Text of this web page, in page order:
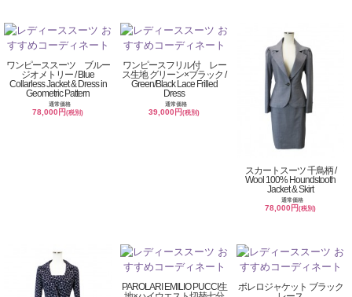
ワンピーススーツ ブルー
ジオメトリー / Blue
Collarless Jacket & Dress in
Geometric Pattern
通常価格
78,000円(税別)
ワンピースフリル付 レー
ス生地 グリーン×ブラック /
Green/Black Lace Frilled
Dress
通常価格
39,000円(税別)
スカートスーツ 千鳥柄 /
Wool 100% Houndstooth
Jacket & Skirt
通常価格
78,000円(税別)
PAROLARI EMILIO PUCCI生
ボレロジャケット ブラック